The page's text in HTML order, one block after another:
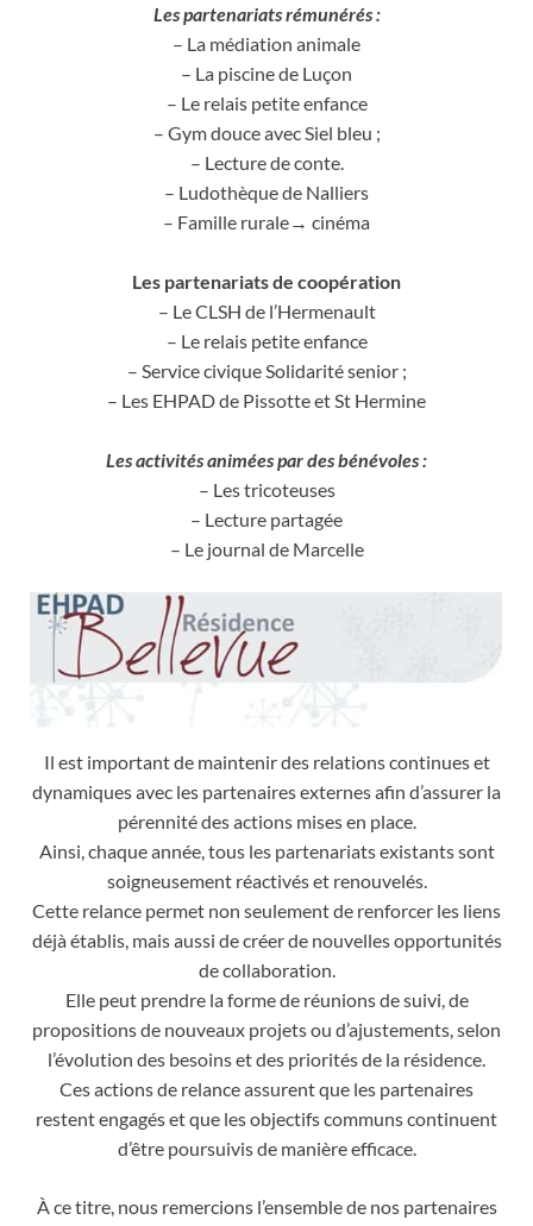
Les partenariats rémunérés :
– La médiation animale
– La piscine de Luçon
– Le relais petite enfance
– Gym douce avec Siel bleu ;
– Lecture de conte.
– Ludothèque de Nalliers
– Famille rurale→ cinéma
Les partenariats de coopération
– Le CLSH de l’Hermenault
– Le relais petite enfance
– Service civique Solidarité senior ;
– Les EHPAD de Pissotte et St Hermine
Les activités animées par des bénévoles :
– Les tricoteuses
– Lecture partagée
– Le journal de Marcelle
Il est important de maintenir des relations continues et
dynamiques avec les partenaires externes afin d’assurer la
pérennité des actions mises en place.
Ainsi, chaque année, tous les partenariats existants sont
soigneusement réactivés et renouvelés.
Cette relance permet non seulement de renforcer les liens
déjà établis, mais aussi de créer de nouvelles opportunités
de collaboration.
Elle peut prendre la forme de réunions de suivi, de
propositions de nouveaux projets ou d’ajustements, selon
l’évolution des besoins et des priorités de la résidence.
Ces actions de relance assurent que les partenaires
restent engagés et que les objectifs communs continuent
d’être poursuivis de manière efficace.
À ce titre, nous remercions l’ensemble de nos partenaires